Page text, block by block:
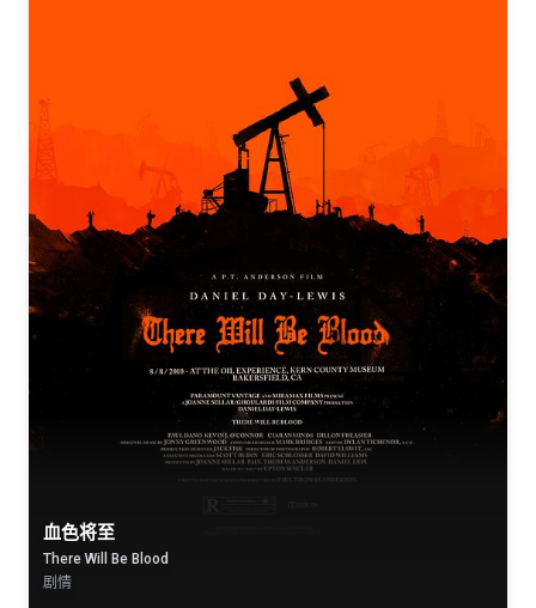
血色将至
There Will Be Blood
剧情